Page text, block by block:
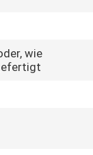
wie